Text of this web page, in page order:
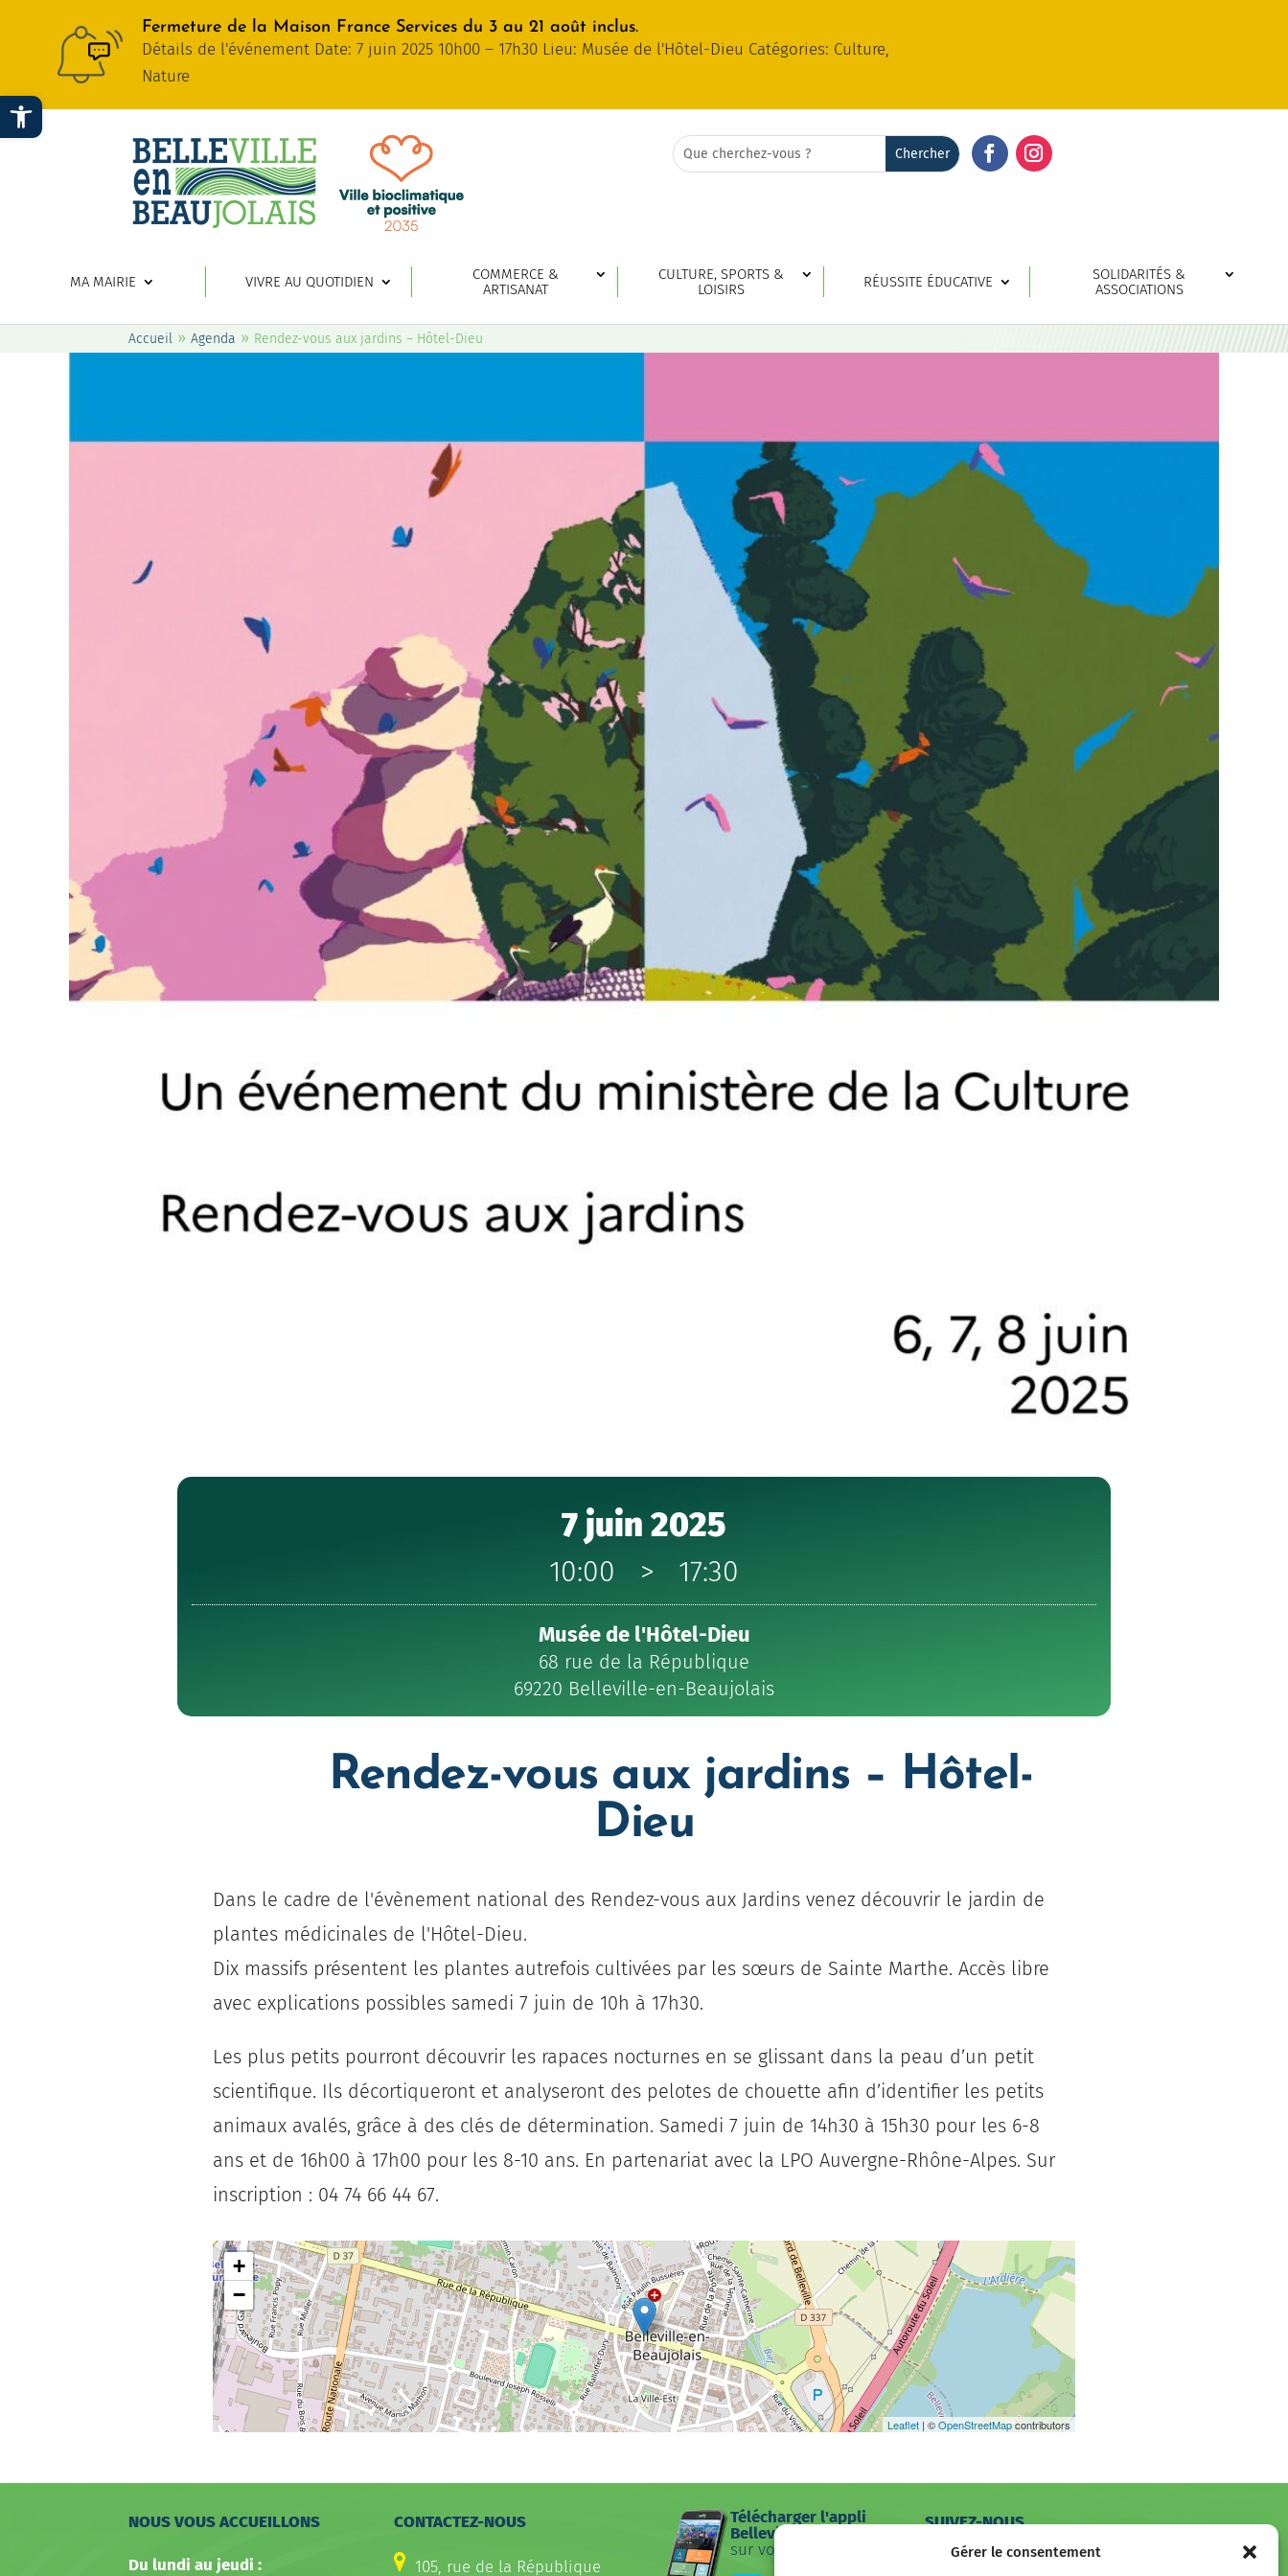
Ouvrir la barre d’outils
Gérer le consentement
Fermeture de la Maison France Services du 3 au 21 août inclus.
Détails de l'événement Date: 7 juin 2025 10h00 – 17h30 Lieu: Musée de l'Hôtel-Dieu Catégories: Culture,
Nature
Rechercher:
Search
for...
MA MAIRIE VIVRE AU QUOTIDIEN
COMMERCE &
ARTISANAT
CULTURE, SPORTS &
LOISIRS
RÉUSSITE ÉDUCATIVE
SOLIDARITÉS &
ASSOCIATIONS
Accueil »Agenda » Rendez-vous aux jardins – Hôtel-Dieu
7 juin 2025
10:00 > 17:30
Musée de l'Hôtel-Dieu
68 rue de la République
69220 Belleville-en-Beaujolais
Rendez-vous aux jardins – Hôtel-
Dieu
Dans le cadre de l'évènement national des Rendez-vous aux Jardins venez découvrir le jardin de
plantes médicinales de l'Hôtel-Dieu.
Dix massifs présentent les plantes autrefois cultivées par les sœurs de Sainte Marthe. Accès libre
avec explications possibles samedi 7 juin de 10h à 17h30.
Les plus petits pourront découvrir les rapaces nocturnes en se glissant dans la peau d’un petit
scientifique. Ils décortiqueront et analyseront des pelotes de chouette afin d’identifier les petits
animaux avalés, grâce à des clés de détermination. Samedi 7 juin de 14h30 à 15h30 pour les 6-8
ans et de 16h00 à 17h00 pour les 8-10 ans. En partenariat avec la LPO Auvergne-Rhône-Alpes. Sur
inscription : 04 74 66 44 67.
+
−
Leaflet | ©OpenStreetMapcontributors
NOUS VOUS ACCUEILLONS
Du lundi au jeudi :
CONTACTEZ-NOUS
105, rue de la République
Télécharger l'appli
Belleville
sur votre smartphone
SUIVEZ-NOUS